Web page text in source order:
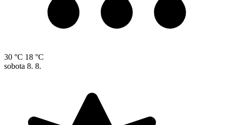
30 °C 18 °C
sobota 8. 8.